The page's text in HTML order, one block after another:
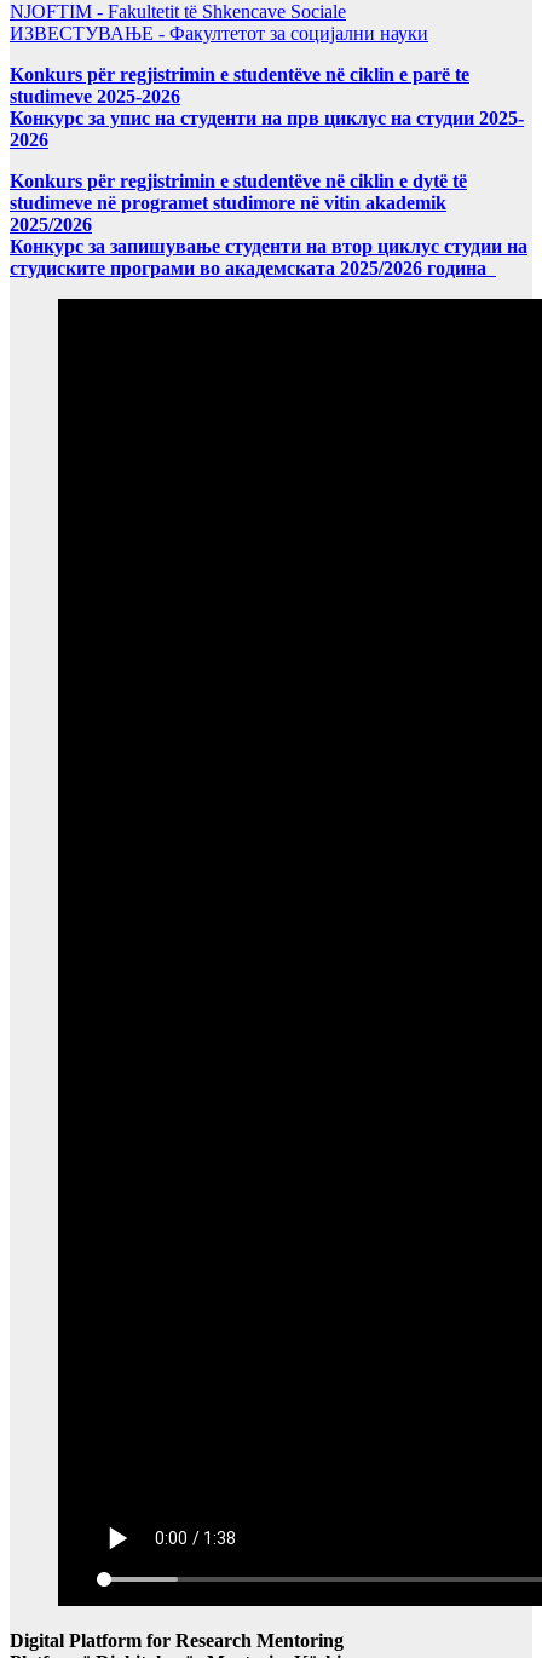
NJOFTIM - Fakultetit të Shkencave Sociale
ИЗВЕСТУВАЊЕ - Факултетот за социјални науки
Konkurs për regjistrimin e studentëve në ciklin e parë te
studimeve 2025-2026
Конкурс за упис на студенти на прв циклус на студии 2025-
2026
Konkurs për regjistrimin e studentëve në ciklin e dytë të
studimeve në programet studimore në vitin akademik
2025/2026
Конкурс за запишување студенти на втор циклус студии на
студиските програми во академската 2025/2026 година
Digital Platform for Research Mentoring